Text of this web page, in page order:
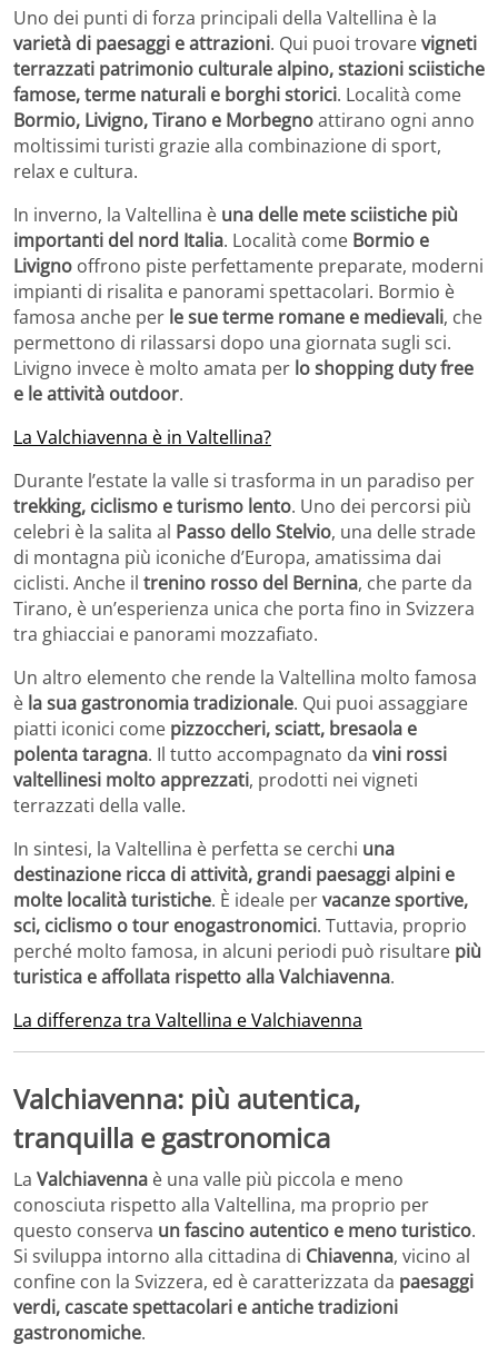
Uno dei punti di forza principali della Valtellina è la
varietà di paesaggi e attrazioni. Qui puoi trovarevigneti
terrazzati patrimonio culturale alpino, stazioni sciistiche
famose, terme naturali e borghi storici. Località come
Bormio, Livigno, Tirano e Morbegnoattirano ogni anno
moltissimi turisti grazie alla combinazione di sport,
relax e cultura.
In inverno, la Valtellina è una delle mete sciistiche più
importanti del nord Italia. Località come Bormio e
Livigno offrono piste perfettamente preparate, moderni
impianti di risalita e panorami spettacolari. Bormio è
famosa anche per le sue terme romane e medievali, che
permettono di rilassarsi dopo una giornata sugli sci.
Livigno invece è molto amata per lo shopping duty free
e le attività outdoor.
La Valchiavenna è in Valtellina?
Durante l’estate la valle si trasforma in un paradiso per
trekking, ciclismo e turismo lento. Uno dei percorsi più
celebri è la salita al Passo dello Stelvio, una delle strade
di montagna più iconiche d’Europa, amatissima dai
ciclisti. Anche il trenino rosso del Bernina, che parte da
Tirano, è un’esperienza unica che porta fino in Svizzera
tra ghiacciai e panorami mozzafiato.
Un altro elemento che rende la Valtellina molto famosa
è la sua gastronomia tradizionale. Qui puoi assaggiare
piatti iconici come pizzoccheri, sciatt, bresaola e
polenta taragna. Il tutto accompagnato da vini rossi
valtellinesi molto apprezzati, prodotti nei vigneti
terrazzati della valle.
In sintesi, la Valtellina è perfetta se cerchi una
destinazione ricca di attività, grandi paesaggi alpini e
molte località turistiche. È ideale pervacanze sportive,
sci, ciclismo o tour enogastronomici. Tuttavia, proprio
perché molto famosa, in alcuni periodi può risultare più
turistica e affollata rispetto alla Valchiavenna.
La differenza tra Valtellina e Valchiavenna
Valchiavenna: più autentica,
tranquilla e gastronomica
La Valchiavenna è una valle più piccola e meno
conosciuta rispetto alla Valtellina, ma proprio per
questo conserva un fascino autentico e meno turistico.
Si sviluppa intorno alla cittadina di Chiavenna, vicino al
confine con la Svizzera, ed è caratterizzata da paesaggi
verdi, cascate spettacolari e antiche tradizioni
gastronomiche.